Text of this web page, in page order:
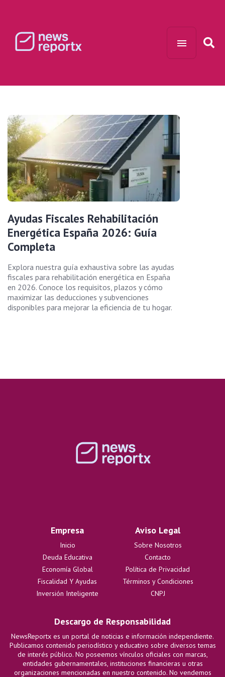
Ayudas Fiscales Rehabilitación
Energética España 2026: Guía
Completa
Explora nuestra guía exhaustiva sobre las ayudas
fiscales para rehabilitación energética en España
en 2026. Conoce los requisitos, plazos y cómo
maximizar las deducciones y subvenciones
disponibles para mejorar la eficiencia de tu hogar.
Empresa
Inicio
Deuda Educativa
Economía Global
Fiscalidad Y Ayudas
Inversión Inteligente
Aviso Legal
Sobre Nosotros
Contacto
Política de Privacidad
Términos y Condiciones
CNPJ
Descargo de Responsabilidad
NewsReportx es un portal de noticias e información independiente.
Publicamos contenido periodístico y educativo sobre diversos temas
de interés público. No poseemos vínculos oficiales con marcas,
entidades gubernamentales, instituciones financieras u otras
organizaciones mencionadas en nuestro contenido. No vendemos